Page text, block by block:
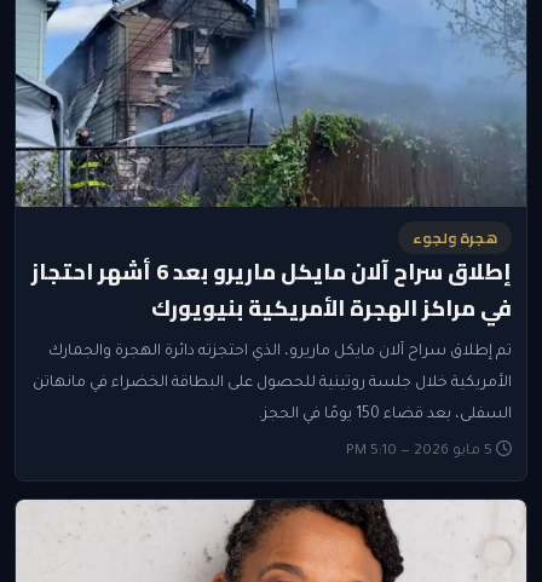
هجرة ولجوء
إطلاق سراح آلان مايكل ماريرو بعد 6 أشهر احتجاز
في مراكز الهجرة الأمريكية بنيويورك
تم إطلاق سراح آلان مايكل ماريرو، الذي احتجزته دائرة الهجرة والجمارك
الأمريكية خلال جلسة روتينية للحصول على البطاقة الخضراء في مانهاتن
السفلى، بعد قضاء 150 يومًا في الحجز.